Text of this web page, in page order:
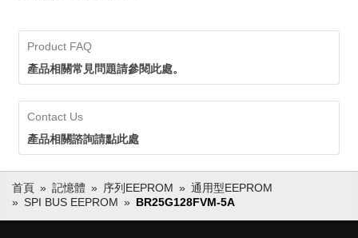
Product FAQ
產品相關常見問題請參閱此處。
Contact Us
產品相關諮詢請點此處
首頁 記憶體 序列EEPROM
通用型EEPROM
SPI BUS EEPROM
BR25G128FVM-5A